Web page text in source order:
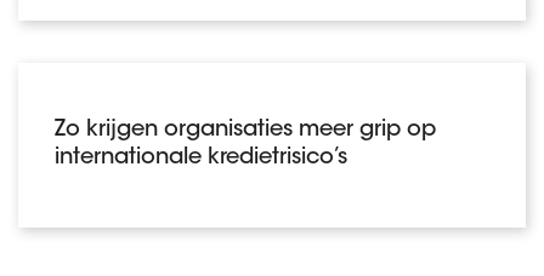
Zo krijgen organisaties meer grip op
internationale kredietrisico’s